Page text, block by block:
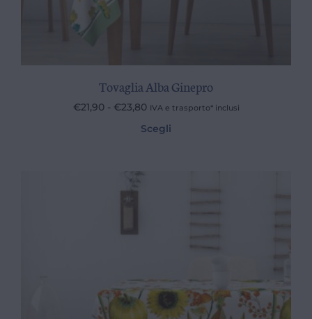
Tovaglia Alba Ginepro
€21,90 - €23,80 IVA e trasporto* inclusi
Scegli